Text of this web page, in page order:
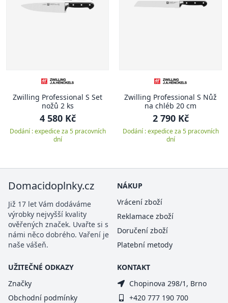
Zwilling Professional S Set
nožů 2 ks
4 580 Kč
Dodání : expedice za 5 pracovních
dní
Zwilling Professional S Nůž
na chléb 20 cm
2 790 Kč
Dodání : expedice za 5 pracovních
dní
Domacidoplnky.cz
Již 17 let Vám dodáváme
výrobky nejvyšší kvality
ověřených značek. Uvařte si s
námi něco dobrého. Vaření je
naše vášeň.
NÁKUP
Vrácení zboží
Reklamace zboží
Doručení zboží
Platební metody
UŽITEČNÉ ODKAZY
Značky
Obchodní podmínky
KONTAKT
Chopinova 298/1, Brno
+420 777 190 700